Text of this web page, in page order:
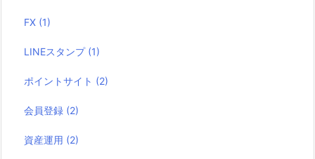
FX (1)
LINEスタンプ (1)
ポイントサイト (2)
会員登録 (2)
資産運用 (2)